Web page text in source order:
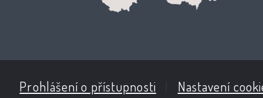
Prohlášení o přístupnosti
Nastavení